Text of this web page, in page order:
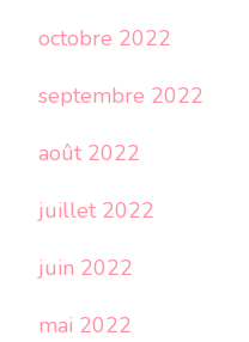
octobre 2022
septembre 2022
août 2022
juillet 2022
juin 2022
mai 2022